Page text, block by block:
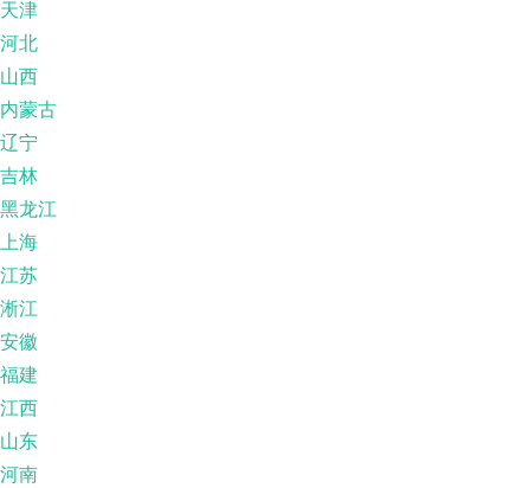
天津
河北
山西
内蒙古
辽宁
吉林
黑龙江
上海
江苏
淅江
安徽
福建
江西
山东
河南